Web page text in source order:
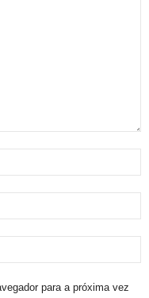
para a próxima vez